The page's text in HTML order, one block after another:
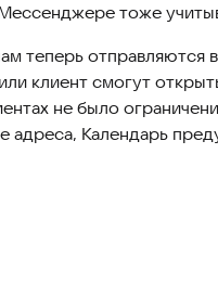
тоже
теперь отправляются
клиент смогут
не было
адреса, Календарь